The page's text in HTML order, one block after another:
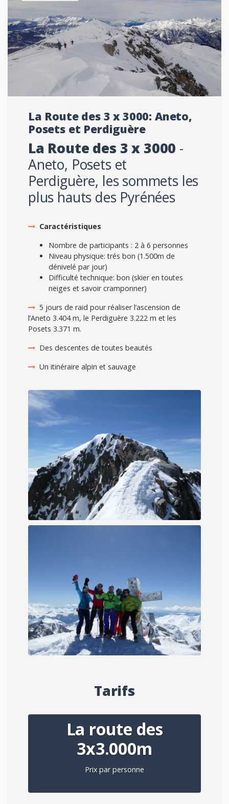
La Route des 3 x 3000: Aneto,
Posets et Perdiguère
La Route des 3 x 3000 -
Aneto, Posets et
Perdiguère, les sommets les
plus hauts des Pyrénées
Caractéristiques
Nombre de participants : 2 à 6 personnes
Niveau physique: trés bon (1.500m de
dénivelé par jour)
Difficulté technique: bon (skier en toutes
neiges et savoir cramponner)
5 jours de raid pour réaliser l’ascension de
l’Aneto 3.404 m, le Perdiguère 3.222 m et les
Posets 3.371 m.
Des descentes de toutes beautés
Un itinéraire alpin et sauvage
Tarifs
La route des
3x3.000m
Prix par personne